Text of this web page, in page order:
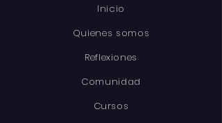
Inicio
Quienes somos
Reflexiones
Comunidad
Cursos